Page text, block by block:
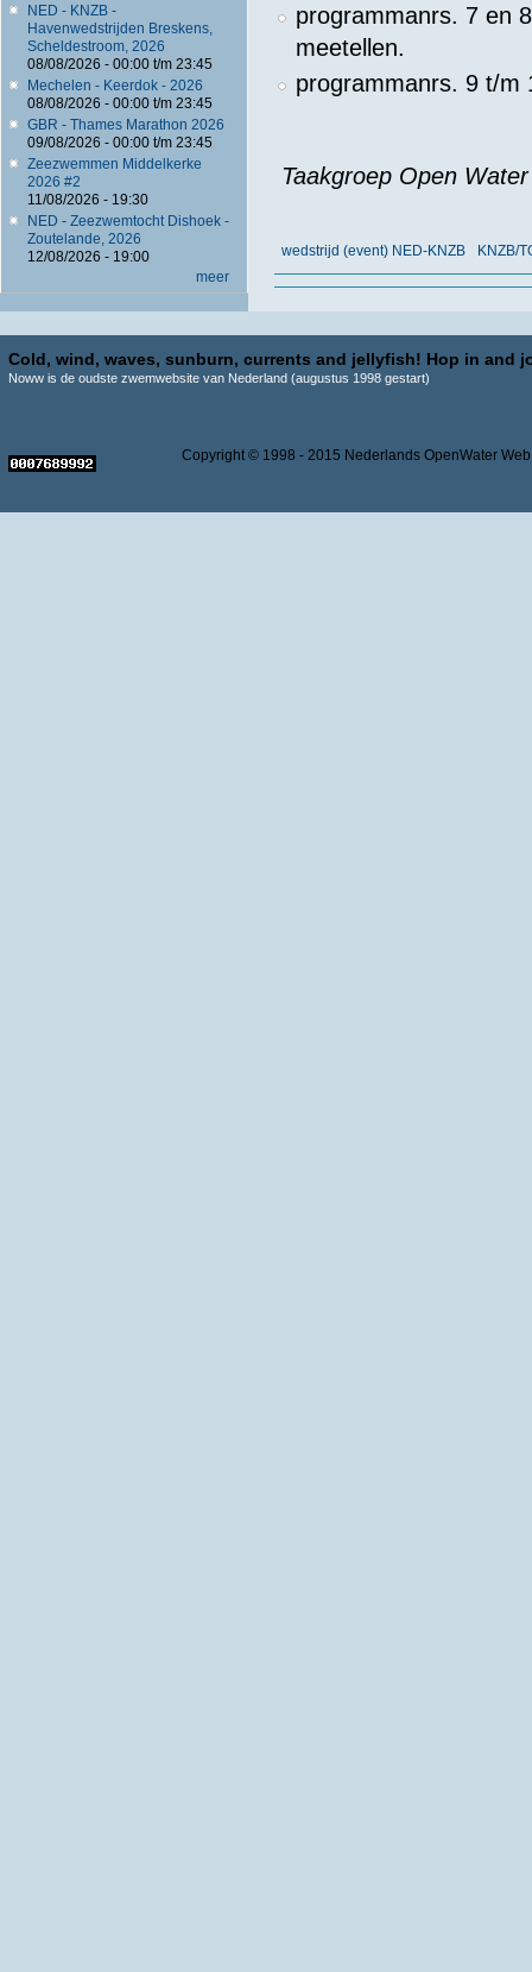
NED - KNZB -
Havenwedstrijden Breskens,
Scheldestroom, 2026
08/08/2026 - 00:00t/m 23:45
Mechelen - Keerdok - 2026
08/08/2026 - 00:00t/m 23:45
GBR - Thames Marathon 2026
09/08/2026 - 00:00t/m 23:45
Zeezwemmen Middelkerke
2026 #2
11/08/2026 - 19:30
NED - Zeezwemtocht Dishoek -
Zoutelande, 2026
12/08/2026 - 19:00
meer
programmanrs. 7 en
meetellen.
programmanrs. 9 t/m
Taakgroep Open
wedstrijd (event) NED-KNZB KNZB/
Cold, wind, waves, sunburn, currents and jellyfish! Hop in and
Noww is de oudste zwemwebsite van Nederland (augustus 1998 gestart)
Copyright © 1998 - 2015 Nederlands OpenWater